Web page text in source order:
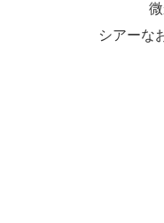
シアーな